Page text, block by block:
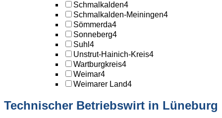
Schmalkalden4
Schmalkalden-Meiningen4
Sömmerda4
Sonneberg4
Suhl 4
Unstrut-Hainich-Kreis4
Wartburgkreis4
Weimar4
Weimarer Land4
Technischer Betriebswirt in Lüneburg